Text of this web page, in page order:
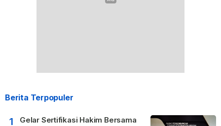
Berita Terpopuler
1
Gelar Sertifikasi Hakim Bersama